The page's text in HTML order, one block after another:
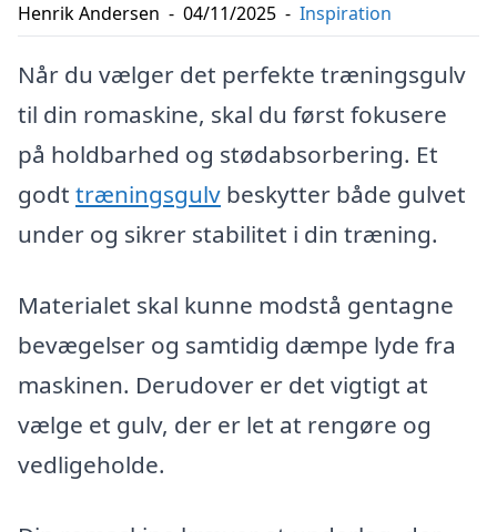
Henrik Andersen - 04/11/2025 - Inspiration
Når du vælger det perfekte træningsgulv
til din romaskine, skal du først fokusere
på holdbarhed og stødabsorbering. Et
godt træningsgulv beskytter både gulvet
under og sikrer stabilitet i din træning.
Materialet skal kunne modstå gentagne
bevægelser og samtidig dæmpe lyde fra
maskinen. Derudover er det vigtigt at
vælge et gulv, der er let at rengøre og
vedligeholde.